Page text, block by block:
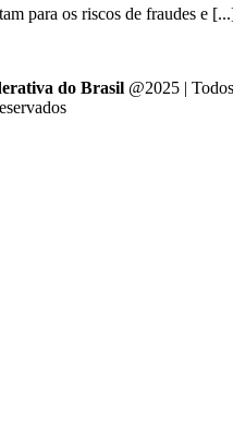
para os riscos de fraudes e
do Brasil @2025 | Todos